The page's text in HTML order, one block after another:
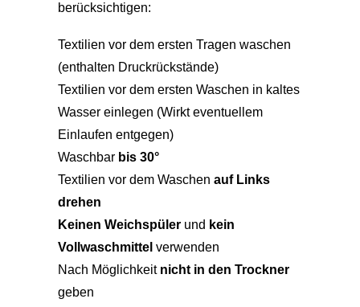
berücksichtigen:
Textilien vor dem ersten Tragen waschen
(enthalten Druckrückstände)
Textilien vor dem ersten Waschen in kaltes
Wasser einlegen (Wirkt eventuellem
Einlaufen entgegen)
Waschbar bis 30°
Textilien vor dem Waschen auf Links
drehen
Keinen Weichspüler und kein
Vollwaschmittel verwenden
Nach Möglichkeit nicht in den Trockner
geben